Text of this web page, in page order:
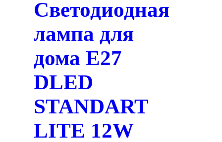
Светодиодная
лампа для
дома E27
DLED
STANDART
LITE 12W